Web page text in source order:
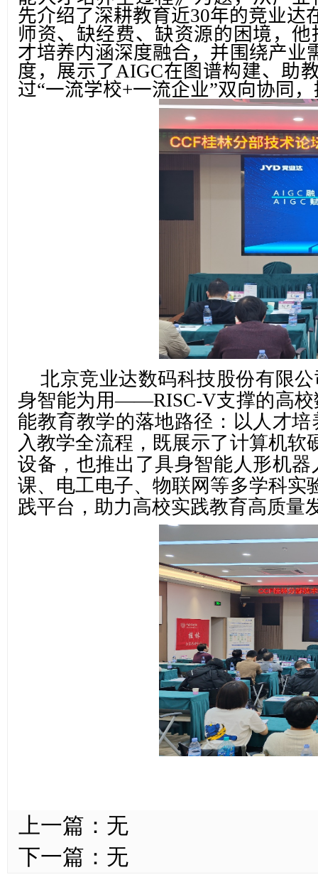
先介绍了深耕教育近30年的竞业
师资、缺经费、缺资源的困境，
才培养内涵深度融合，并围绕产业
度，展示了AIGC在图谱构建、助
过“一流学校+一流企业”双向协同
北京竞业达数码科技股份有限
身智能为用——RISC-V支撑的高校
能教育教学的落地路径：以人才
入教学全流程，既展示了计算机
设备，也推出了具身智能人形机
课、电工电子、物联网等多学科实
践平台，助力高校实践教育高质量
上一篇： 无
下一篇： 无